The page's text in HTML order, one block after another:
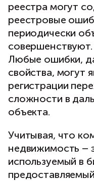
реестра могут
реестровые
периодически
Любые ошибки,
свойства, могут
регистрации
сложности в
объекта.
Учитывая, что
недвижимость –
используемый в